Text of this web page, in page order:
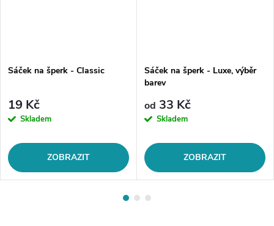
Sáček na šperk - Classic
19 Kč
Skladem
ZOBRAZIT
Sáček na šperk - Luxe, výběr
barev
od 33 Kč
Skladem
ZOBRAZIT